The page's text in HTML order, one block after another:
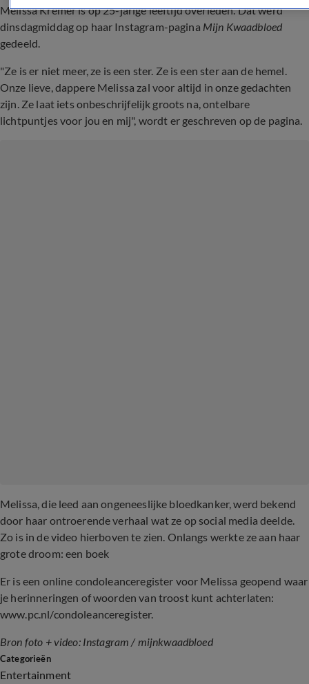
Melissa Kremer is op 25-jarige leeftijd overleden. Dat werd
dinsdagmiddag op haar Instagram-pagina Mijn Kwaadbloed
gedeeld.
"Ze is er niet meer, ze is een ster. Ze is een ster aan de hemel.
Onze lieve, dappere Melissa zal voor altijd in onze gedachten
zijn. Ze laat iets onbeschrijfelijk groots na, ontelbare
lichtpuntjes voor jou en mij", wordt er geschreven op de pagina.
Melissa, die leed aan ongeneeslijke bloedkanker, werd bekend
door haar ontroerende verhaal wat ze op social media deelde.
Zo is in de video hierboven te zien. Onlangs werkte ze aan haar
grote droom: een boek
Er is een online condoleanceregister voor Melissa geopend waar
je herinneringen of woorden van troost kunt achterlaten:
www.pc.nl/condoleanceregister.
Bron foto + video: Instagram / mijnkwaadbloed
Categorieën
Entertainment